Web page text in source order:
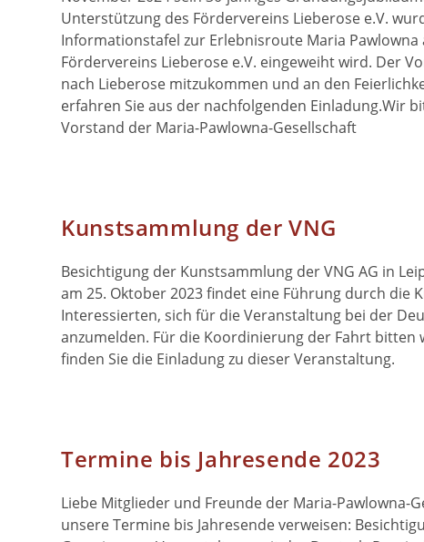
Unterstützung des Fördervereins Lieberose e.V.
Informationstafel zur Erlebnisroute Maria
Fördervereins Lieberose e.V. eingeweiht wird. Der
nach Lieberose mitzukommen und an den
erfahren Sie aus der nachfolgenden Einladung.Wir
Vorstand der Maria-Pawlowna-Gesellschaft
Kunstsammlung der VNG
Besichtigung der Kunstsammlung der VNG AG in
am 25. Oktober 2023 findet eine Führung durch die
Interessierten, sich für die Veranstaltung bei der
anzumelden. Für die Koordinierung der Fahrt
finden Sie die Einladung zu dieser Veranstaltung.
Termine bis Jahresende 2023
Liebe Mitglieder und Freunde der Maria-Pawlowna-
unsere Termine bis Jahresende verweisen: